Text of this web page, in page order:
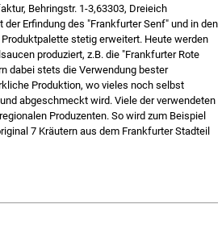
Behringstr. 1-3,63303, Dreieich
Erfindung des "Frankfurter Senf" und in den
stetig erweitert. Heute werden
produziert, z.B. die "Frankfurter Rote
dabei stets die Verwendung bester
Produktion, wo vieles noch selbst
abgeschmeckt wird. Viele der verwendeten
Produzenten. So wird zum Beispiel
7 Kräutern aus dem Frankfurter Stadteil